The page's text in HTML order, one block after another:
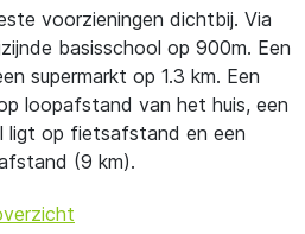
voorzieningen dichtbij. Via
basisschool op 900m. Een
supermarkt op 1.3 km. Een
loopafstand van het huis, een
ligt op fietsafstand en een
(9 km).